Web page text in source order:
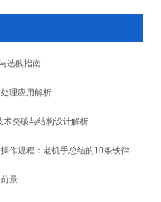
选购指南
理应用解析
术突破与结构设计解析
作规程：老机手总结的10条铁律
景